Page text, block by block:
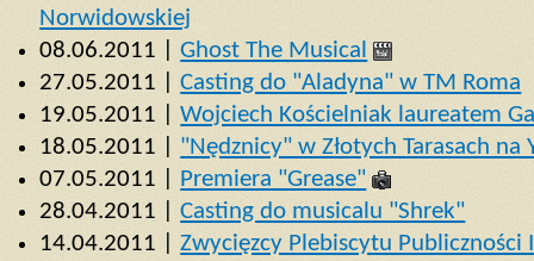
Norwidowskiej
08.06.2011 |Ghost The Musical
27.05.2011 |Casting do "Aladyna" w TM Roma
19.05.2011 |Wojciech Kościelniak laureatem
18.05.2011 | "Nędznicy" w Złotych Tarasach na
07.05.2011 | Premiera "Grease"
28.04.2011 |Casting do musicalu "Shrek"
14.04.2011 |Zwycięzcy Plebiscytu Publiczności